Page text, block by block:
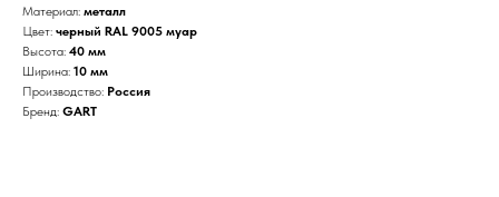
Материал: металл
Цвет: черный RAL 9005 муар
Высота: 40 мм
Ширина: 10 мм
Производство: Россия
Бренд: GART